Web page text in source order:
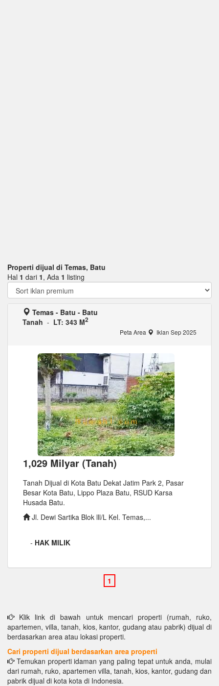
Properti dijual di Temas, Batu
Hal 1 dari 1, Ada 1 listing
Temas - Batu - Batu
Tanah - LT: 343 M2
Peta Area Iklan Sep 2025
1,029 Milyar (Tanah)
Tanah Dijual di Kota Batu Dekat Jatim Park 2, Pasar
Besar Kota Batu, Lippo Plaza Batu, RSUD Karsa
Husada Batu.
Jl. Dewi Sartika Blok lll/L Kel. Temas,...
- HAK MILIK
Klik link di bawah untuk mencari properti (rumah, ruko,
apartemen, villa, tanah, kios, kantor, gudang atau pabrik) dijual di
berdasarkan area atau lokasi properti.
Cari properti dijual berdasarkan area properti
Temukan properti idaman yang paling tepat untuk anda, mulai
dari rumah, ruko, apartemen villa, tanah, kios, kantor, gudang dan
pabrik dijual di kota kota di Indonesia.